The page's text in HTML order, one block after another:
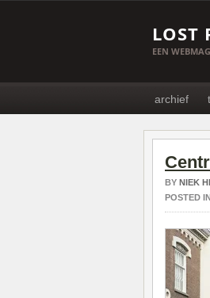
LOST
EEN
archief
BY NIEK
POSTED